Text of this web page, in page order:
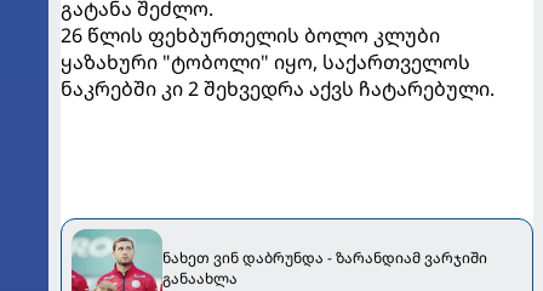
გატანა შეძლო.
26 წლის ფეხბურთელის ბოლო კლუბი
ყაზახური "ტობოლი" იყო, საქართველოს
ნაკრებში კი 2 შეხვედრა აქვს ჩატარებული.
ნახეთ ვინ დაბრუნდა - ზარანდიამ ვარჯიში
განაახლა